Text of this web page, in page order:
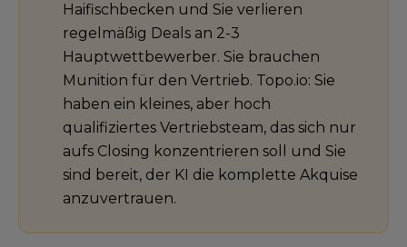
Haifischbecken und Sie verlieren
regelmäßig Deals an 2-3
Hauptwettbewerber. Sie brauchen
Munition für den Vertrieb. Topo.io: Sie
haben ein kleines, aber hoch
qualifiziertes Vertriebsteam, das sich nur
aufs Closing konzentrieren soll und Sie
sind bereit, der KI die komplette Akquise
anzuvertrauen.